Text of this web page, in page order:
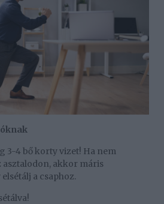
3-4 bő korty vizet! Ha nem
akkor máris
a csaphoz.